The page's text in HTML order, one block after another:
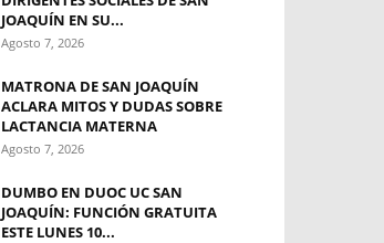
JOAQUÍN EN SU...
Agosto 7, 2026
MATRONA DE SAN JOAQUÍN
ACLARA MITOS Y DUDAS SOBRE
LACTANCIA MATERNA
Agosto 7, 2026
DUMBO EN DUOC UC SAN
JOAQUÍN: FUNCIÓN GRATUITA
ESTE LUNES 10...